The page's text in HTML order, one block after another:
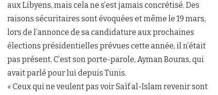
aux Libyens, mais cela ne s’est jamais concrétisé. Des
raisons sécuritaires sont évoquées et même le 19 mars,
lors de l’annonce de sa candidature aux prochaines
élections présidentielles prévues cette année, il n’était
pas présent. C’est son porte-parole, Ayman Bouras, qui
avait parlé pour lui depuis Tunis.
« Ceux qui ne veulent pas voir Saïf al-Islam revenir sont